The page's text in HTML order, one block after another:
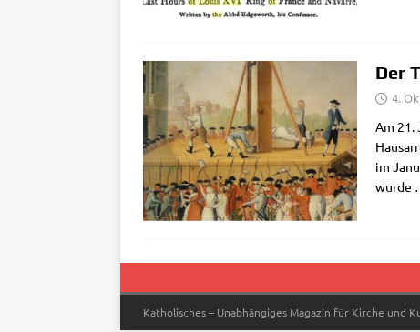
Der
4.
Am
im
wur­de
Katholisches – Unabhängiges Magazin für Kirche und